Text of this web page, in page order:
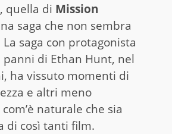
quella di Mission
saga che non sembra
saga con protagonista
panni di Ethan Hunt, nel
ha vissuto momenti di
e altri meno
naturale che sia
di così tanti film.